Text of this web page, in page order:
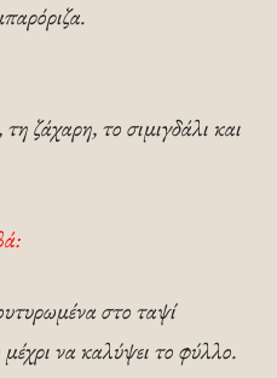
ζάχαρη, το σιμιγδάλι και
στο ταψί
να καλύψει το φύλλο.